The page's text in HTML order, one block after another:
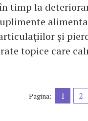
timp la
și
topice care
Pagina: 1 2